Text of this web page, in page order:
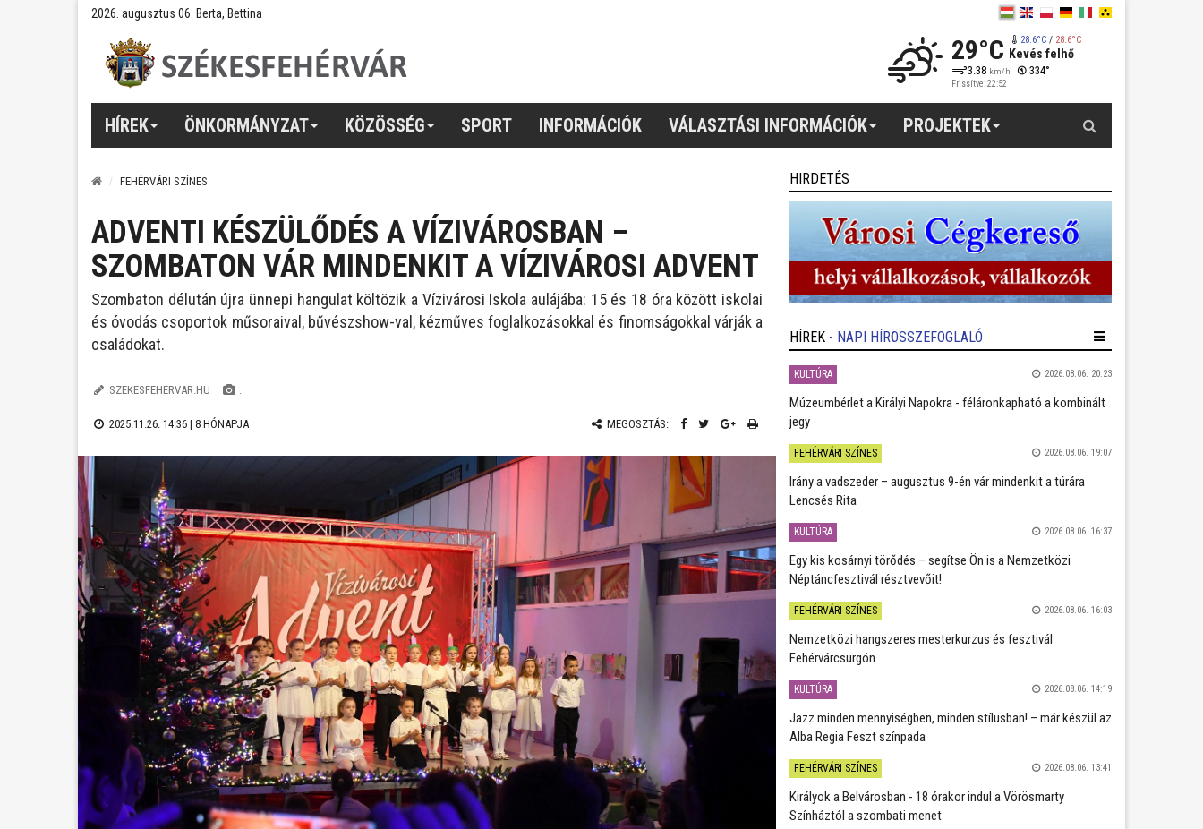
2026. augusztus 06. Berta, Bettina
29°C 28.6°C/ 28.6°C
Kevés felhő
3.38 km/h 334°
Frissítve: 22:52
HÍREK ÖNKORMÁNYZAT KÖZÖSSÉG SPORT INFORMÁCIÓK VÁLASZTÁSI INFORMÁCIÓK PROJEKTEK
FEHÉRVÁRI SZÍNES
ADVENTI KÉSZÜLŐDÉS A VÍZIVÁROSBAN –
SZOMBATON VÁR MINDENKIT A VÍZIVÁROSI ADVENT
Szombaton délután újra ünnepi hangulat költözik a Vízivárosi Iskola aulájába: 15 és 18 óra között iskolai
és óvodás csoportok műsoraival, bűvészshow-val, kézműves foglalkozásokkal és finomságokkal várják a
családokat.
SZEKESFEHERVAR.HU .
2025.11.26. 14:36 | 8 HÓNAPJA MEGOSZTÁS:
HIRDETÉS
HÍREK - NAPI HÍRÖSSZEFOGLALÓ
KULTÚRA 2026.08.06. 20:23
Múzeumbérlet a Királyi Napokra - féláronkapható a kombinált
jegy
FEHÉRVÁRI SZÍNES 2026.08.06. 19:07
Irány a vadszeder – augusztus 9-én vár mindenkit a túrára
Lencsés Rita
KULTÚRA 2026.08.06. 16:37
Egy kis kosárnyi törődés – segítse Ön is a Nemzetközi
Néptáncfesztivál résztvevőit!
FEHÉRVÁRI SZÍNES 2026.08.06. 16:03
Nemzetközi hangszeres mesterkurzus és fesztivál
Fehérvárcsurgón
KULTÚRA 2026.08.06. 14:19
Jazz minden mennyiségben, minden stílusban! – már készül az
Alba Regia Feszt színpada
FEHÉRVÁRI SZÍNES 2026.08.06. 13:41
Királyok a Belvárosban - 18 órakor indul a Vörösmarty
Színháztól a szombati menet